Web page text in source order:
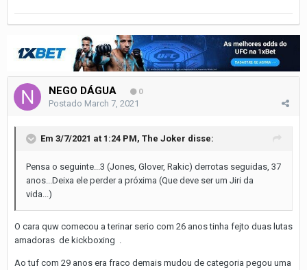
NEGO DÁGUA 0
Postado March 7, 2021
Em 3/7/2021 at 1:24 PM, The Joker disse:
Pensa o seguinte...3 (Jones, Glover, Rakic) derrotas seguidas, 37
anos...Deixa ele perder a próxima (Que deve ser um Jiri da
vida...)
O cara quw comecou a terinar serio com 26 anos tinha fejto duas lutas
amadoras de kickboxing .
Ao tuf com 29 anos era fraco demais mudou de categoria pegou uma